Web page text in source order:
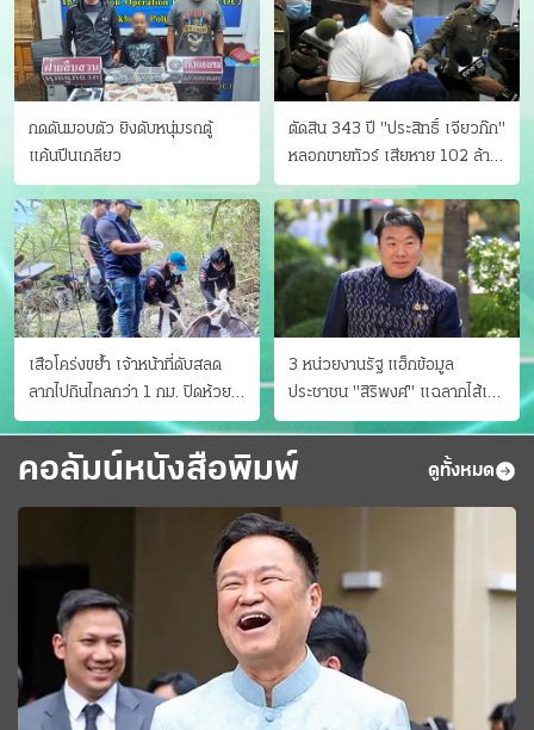
กดดันมอบตัว ยิงดับหนุ่มรถตู้
แค้นปีนเกลียว
ตัดสิน 343 ปี "ประสิทธิ์ เจียวก๊ก"
หลอกขายทัวร์ เสียหาย 102 ล้าน
มีเหยื่อ 173 คน
เสือโคร่งขย้ำ เจ้าหน้าที่ดับสลด
ลากไปกินไกลกว่า 1 กม. ปิดห้วย
ขาแข้งชั่วคราว
3 หน่วยงานรัฐ แฮ็กข้อมูล
ประชาชน "สิริพงศ์" แฉลากไส้เอง
"หนู" กอด "หนิม" สยบลือ
คอลัมน์หนังสือพิมพ์ ดูทั้งหมด